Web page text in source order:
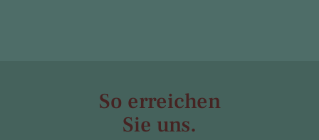
So erreichen
Sie uns.